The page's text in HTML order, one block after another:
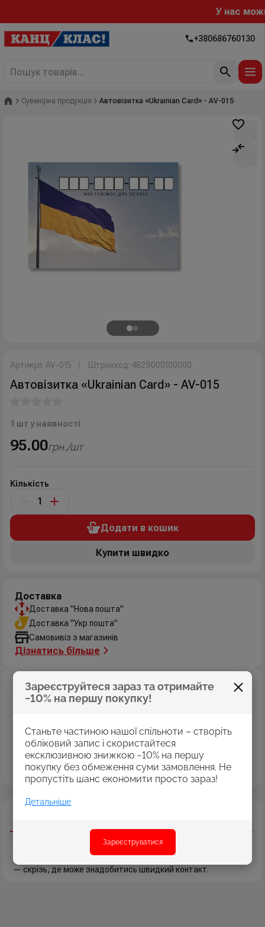
У нас
+380686760130
Зареєструйтеся зараз та отримайте
−10% на першу покупку!
Станьте частиною нашої спільноти – створіть
обліковий запис і скористайтеся
ексклюзивною знижкою −10% на першу
покупку без обмеження суми замовлення. Не
пропустіть шанс економити просто зараз!
Детальніше
Зареєструватися
Головна
Сувенірна продукція Автовізитка «Ukrainian Card» - AV-015
Артикул: AV-015 Штрихкод: 4829000100000
Автовізитка «Ukrainian Card» - AV-015
1 шт у наявності
95.00грн./шт
Кількість
Додати в кошик
Купити швидко
Автовізитка — must-have аксесуар для будь-якого
Корисна у дворі, на парковці торгового центру або біля офісу
— скрізь, де може знадобитись швидкий контакт.
Доставка
Доставка "Нова пошта"
Доставка "Укр пошта"
Самовивіз з магазинів
Дізнатись більше
Оплата
Оплата картками Visa
Оплата коштами програми «Пакунок школяра»
Накладений платіж
Безготівковий розрахунок
Дізнатись більше